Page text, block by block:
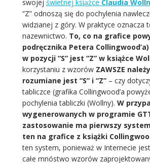
swojej świetnej książce Claudia
“Z” odnoszą się do pochylenia
widzianej z góry. W praktyce oznacza
nazewnictwo. To, co na grafice
podręcznika Petera
w pozycji “S” jest “Z” w książce
korzystaniu z wzorów ZAWSZE
rozumiane jest “S” i “Z”– czy
tabliczce (grafika Collingwood’a
pochylenia tabliczki (Wollny). W
wygenerowanych w programie
zastosowanie ma pierwszy system
ten na grafice z książki
ten system, ponieważ w Internecie
całe mnóstwo wzorów